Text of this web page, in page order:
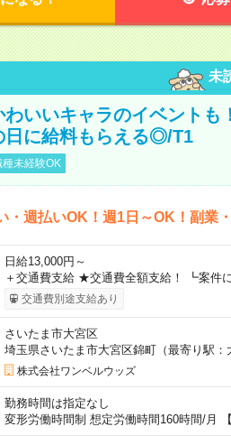
未
わいいキャラのイベント
日に給料もらえる◎/T1
種未経験OK
・週払いOK！週1日～OK！副業
日給13,000円～
＋交通費支給 ★交通費全額支給！ ┗案件
交通費別途支給あり
さいたま市大宮区
埼玉県さいたま市大宮区錦町（最寄り駅：
株式会社ワンベルウッズ
勤務時間は指定なし
変形労働時間制 想定労働時間160時間/月